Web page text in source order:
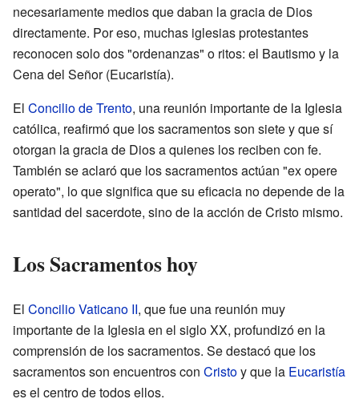
necesariamente medios que daban la gracia de Dios
directamente. Por eso, muchas iglesias protestantes
reconocen solo dos "ordenanzas" o ritos: el Bautismo y la
Cena del Señor (Eucaristía).
El Concilio de Trento, una reunión importante de la Iglesia
católica, reafirmó que los sacramentos son siete y que sí
otorgan la gracia de Dios a quienes los reciben con fe.
También se aclaró que los sacramentos actúan "ex opere
operato", lo que significa que su eficacia no depende de la
santidad del sacerdote, sino de la acción de Cristo mismo.
Los Sacramentos hoy
El Concilio Vaticano II, que fue una reunión muy
importante de la Iglesia en el siglo XX, profundizó en la
comprensión de los sacramentos. Se destacó que los
sacramentos son encuentros con Cristoy que la Eucaristía
es el centro de todos ellos.